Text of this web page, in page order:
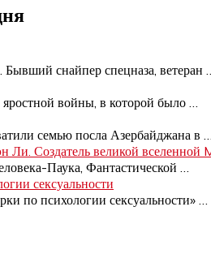
снайпер спецназа, ветеран
войны, в которой было
семью посла Азербайджана в
Ли. Создатель великой вселенной
Паука, Фантастической
сексуальности
по психологии сексуальности»